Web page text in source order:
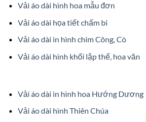
Vải áo dài hình hoa mẫu đơn
Vải áo dài họa tiết chấm bi
Vải áo dài in hình chim Công, Cò
Vải áo dài hình khối lập thể, hoa văn
Vải áo dài in hình hoa Hướng Dương
Vải áo dài hình Thiên Chúa